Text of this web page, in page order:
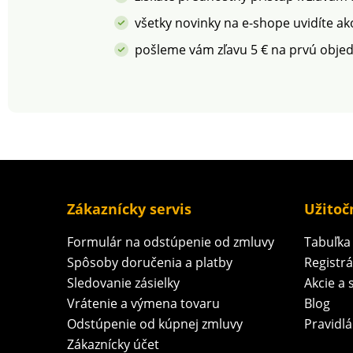
Standard 100.• Kvalitná
100% bavlna - certifikát
ÖKO-TEX Standard 100.•
Na jednolôžko • Praktické
priedušné Kvalitná 100%
bavlna - certifikát
TEX Standard 100. Na
jednolôžko Praktické
všetky novinky na e-shope uvidíte
pošleme vám zľavu 5 € na prvú
Zákaznícky servis
Formulár na odstúpenie od zmluvy
Spôsoby doručenia a platby
Sledovanie zásielky
Vrátenie a výmena tovaru
Odstúpenie od kúpnej zmluvy
Zákaznícky účet
Akcie a
Blog